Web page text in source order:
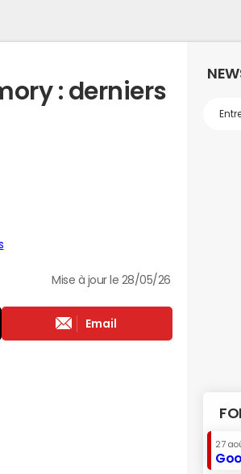
: derniers
Mise à jour le 28/05/26
Email
27